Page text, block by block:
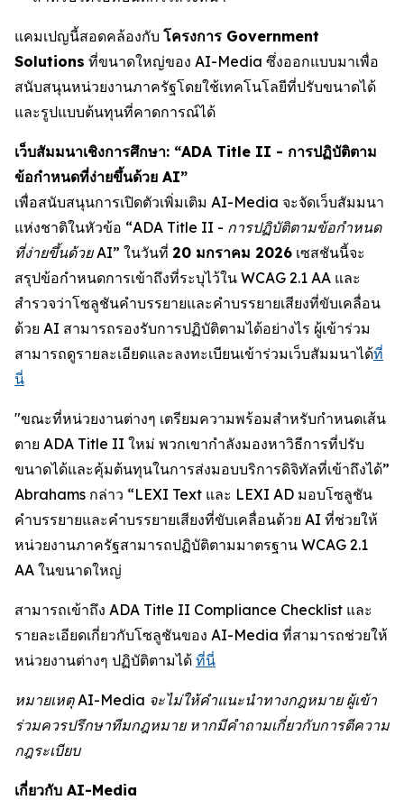
แคมเปญนี้สอดคล้องกับ โครงการ Government
Solutions ที่ขนาดใหญ่ของ AI-Media ซึ่งออกแบบมาเพื่อ
สนับสนุนหน่วยงานภาครัฐโดยใช้เทคโนโลยีที่ปรับขนาดได้
และรูปแบบต้นทุนที่คาดการณ์ได้
เว็บสัมมนาเชิงการศึกษา: “ADA Title II - การปฏิบัติตาม
ข้อกำหนดที่ง่ายขึ้นด้วย AI”
เพื่อสนับสนุนการเปิดตัวเพิ่มเติม AI-Media จะจัดเว็บสัมมนา
แห่งชาติในหัวข้อ “ADA Title II - การปฏิบัติตามข้อกำหนด
ที่ง่ายขึ้นด้วย AI” ในวันที่ 20 มกราคม 2026 เซสชันนี้จะ
สรุปข้อกำหนดการเข้าถึงที่ระบุไว้ใน WCAG 2.1 AA และ
สำรวจว่าโซลูชันคำบรรยายและคำบรรยายเสียงที่ขับเคลื่อน
ด้วย AI สามารถรองรับการปฏิบัติตามได้อย่างไร ผู้เข้าร่วม
สามารถดูรายละเอียดและลงทะเบียนเข้าร่วมเว็บสัมมนาได้ที่
นี่
"ขณะที่หน่วยงานต่างๆ เตรียมความพร้อมสำหรับกำหนดเส้น
ตาย ADA Title II ใหม่ พวกเขากำลังมองหาวิธีการที่ปรับ
ขนาดได้และคุ้มต้นทุนในการส่งมอบบริการดิจิทัลที่เข้าถึงได้”
Abrahams กล่าว “LEXI Text และ LEXI AD มอบโซลูชัน
คำบรรยายและคำบรรยายเสียงที่ขับเคลื่อนด้วย AI ที่ช่วยให้
หน่วยงานภาครัฐสามารถปฏิบัติตามมาตรฐาน WCAG 2.1
AA ในขนาดใหญ่
สามารถเข้าถึง ADA Title II Compliance Checklist และ
รายละเอียดเกี่ยวกับโซลูชันของ AI-Media ที่สามารถช่วยให้
หน่วยงานต่างๆ ปฏิบัติตามได้ ที่นี่
หมายเหตุ AI-Media จะไม่ให้คำแนะนำทางกฎหมาย ผู้เข้า
ร่วมควรปรึกษาทีมกฎหมาย หากมีคำถามเกี่ยวกับการตีความ
กฎระเบียบ
เกี่ยวกับ AI-Media